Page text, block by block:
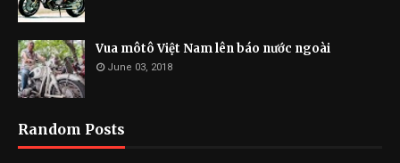
Vua môtô Việt Nam lên báo nước ngoài
June 03, 2018
Random Posts